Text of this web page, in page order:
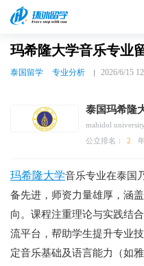
玛希隆大学音乐专业
泰国留学 专业分析 2026/6/15
泰国玛希隆
mahidol university
公立排名：
2
玛希隆大学音乐专业在泰国
备先进，师资力量雄厚，涵
向。课程注重理论与实践结
流平台，帮助学生提升专业
定音乐基础及语言能力（如